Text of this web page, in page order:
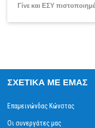
Γίνε και ΕΣΥ
ΣΧΕΤΙΚΆ ΜΕ ΕΜΆΣ
Επαμεινώνδας Κώνστας
Οι συνεργάτες μας